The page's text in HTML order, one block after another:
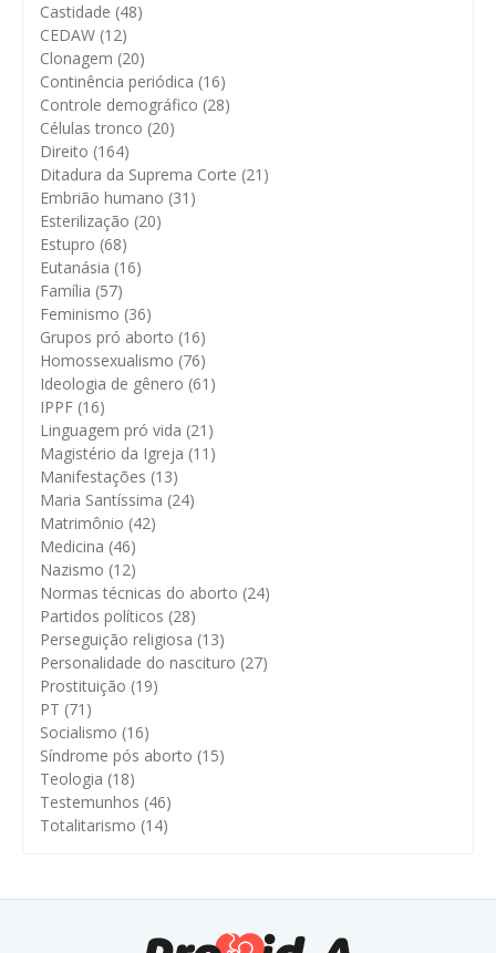
Castidade (48)
CEDAW (12)
Clonagem (20)
Continência periódica (16)
Controle demográfico (28)
Células tronco (20)
Direito (164)
Ditadura da Suprema Corte (21)
Embrião humano (31)
Esterilização (20)
Estupro (68)
Eutanásia (16)
Família (57)
Feminismo (36)
Grupos pró aborto (16)
Homossexualismo (76)
Ideologia de gênero (61)
IPPF (16)
Linguagem pró vida (21)
Magistério da Igreja (11)
Manifestações (13)
Maria Santíssima (24)
Matrimônio (42)
Medicina (46)
Nazismo (12)
Normas técnicas do aborto (24)
Partidos políticos (28)
Perseguição religiosa (13)
Personalidade do nascituro (27)
Prostituição (19)
PT (71)
Socialismo (16)
Síndrome pós aborto (15)
Teologia (18)
Testemunhos (46)
Totalitarismo (14)